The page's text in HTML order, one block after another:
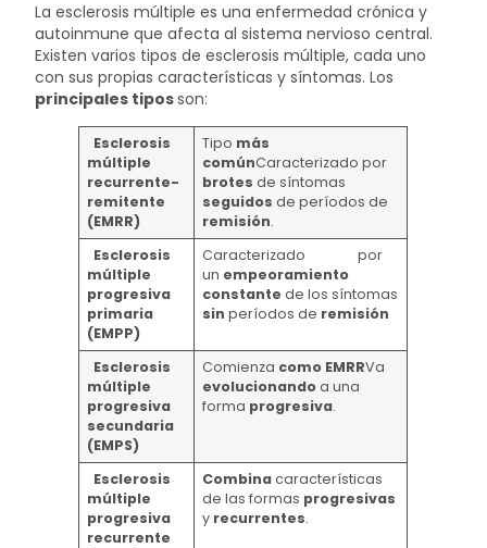
La esclerosis múltiple es una enfermedad crónica y
autoinmune que afecta al sistema nervioso central.
Existen varios tipos de esclerosis múltiple, cada uno
con sus propias características y síntomas. Los
principales tiposson:
Esclerosis
múltiple
recurrente-
remitente
(EMRR)
Tipo más
comúnCaracterizado por
brotes de síntomas
seguidos de períodos de
remisión.
Esclerosis
múltiple
progresiva
primaria
(EMPP)
Caracterizado por
un empeoramiento
constante de los síntomas
sin períodos de remisión
Esclerosis
múltiple
progresiva
secundaria
(EMPS)
Comienza como EMRRVa
evolucionandoa una
forma progresiva.
Esclerosis
múltiple
progresiva
recurrente
Combinacaracterísticas
de las formas progresivas
y recurrentes.